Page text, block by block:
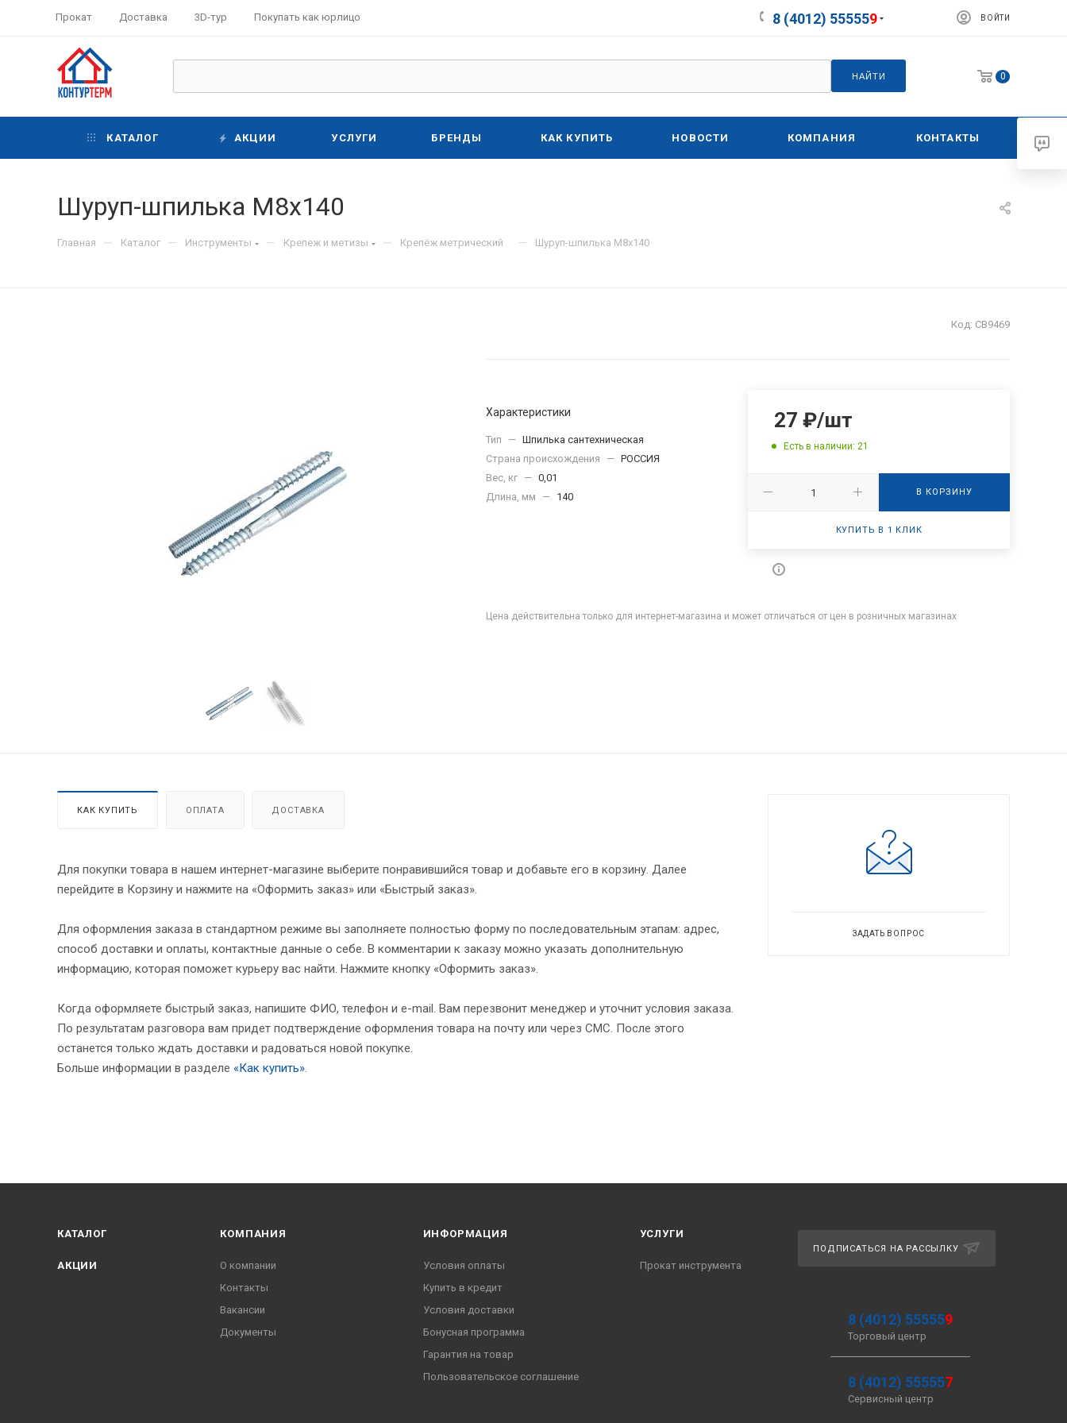
Прокат Доставка 3D-тур Покупать как юрлицо 8 (4012) 555559 ВОЙТИ
НАЙТИ 0
КАТАЛОГ АКЦИИ УСЛУГИ БРЕНДЫ КАК КУПИТЬ НОВОСТИ КОМПАНИЯ КОНТАКТЫ
Шуруп-шпилька М8х140
Главная — Каталог — Инструменты — Крепеж и метизы — Крепёж метрический — Шуруп-шпилька М8х140
Код: СВ9469
Характеристики
Тип — Шпилька сантехническая
Страна происхождения
— РОССИЯ
Вес, кг — 0,01
Длина, мм
— 140
27 ₽/шт
Есть в наличии: 21
В КОРЗИНУ
КУПИТЬ В 1 КЛИК
Цена действительна только для интернет-магазина и может отличаться от цен в розничных магазинах
КАК КУПИТЬ ОПЛАТА ДОСТАВКА
Для покупки товара в нашем интернет-магазине выберите понравившийся товар и добавьте его в корзину. Далее
перейдите в Корзину и нажмите на «Оформить заказ» или «Быстрый заказ».
Для оформления заказа в стандартном режиме вы заполняете полностью форму по последовательным этапам: адрес,
способ доставки и оплаты, контактные данные о себе. В комментарии к заказу можно указать дополнительную
информацию, которая поможет курьеру вас найти. Нажмите кнопку «Оформить заказ».
Когда оформляете быстрый заказ, напишите ФИО, телефон и e-mail. Вам перезвонит менеджер и уточнит условия заказа.
По результатам разговора вам придет подтверждение оформления товара на почту или через СМС. После этого
останется только ждать доставки и радоваться новой покупке.
Больше информации в разделе «Как купить».
ЗАДАТЬ ВОПРОС
КАТАЛОГ
АКЦИИ
КОМПАНИЯ
О компании
Контакты
Вакансии
Документы
ИНФОРМАЦИЯ
Условия оплаты
Купить в кредит
Условия доставки
Бонусная программа
Гарантия на товар
Пользовательское соглашение
УСЛУГИ
Прокат инструмента
ПОДПИСАТЬСЯ НА РАССЫЛКУ
8 (4012) 555559
Торговый центр
8 (4012) 555557
Сервисный центр